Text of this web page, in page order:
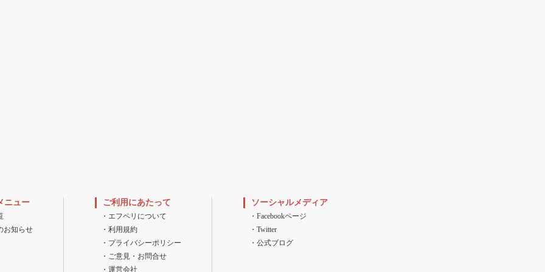
ニュー
お知らせ
ご利用にあたって
・エフペリについて
・利用規約
・プライバシーポリシー
・ご意見・お問合せ
・運営会社
ソーシャルメディア
・Facebookページ
・Twitter
・公式ブログ